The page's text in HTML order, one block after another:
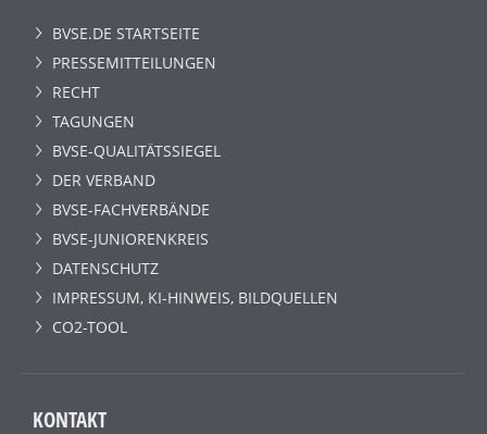
BVSE.DE STARTSEITE
PRESSEMITTEILUNGEN
RECHT
TAGUNGEN
BVSE-QUALITÄTSSIEGEL
DER VERBAND
BVSE-FACHVERBÄNDE
BVSE-JUNIORENKREIS
DATENSCHUTZ
IMPRESSUM, KI-HINWEIS, BILDQUELLEN
CO2-TOOL
KONTAKT